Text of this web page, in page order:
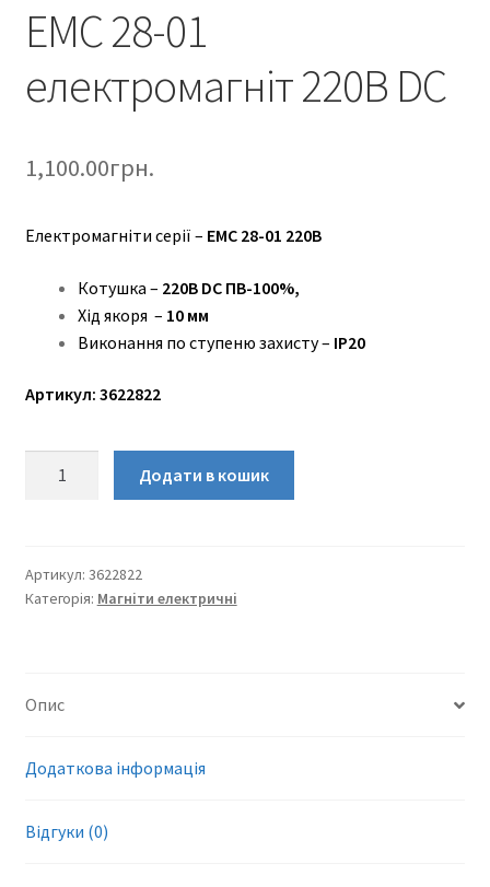
ЕМС 28-01
електромагніт 220В DC
1,100.00грн.
Електромагніти серії – ЕМС 28-01 220В
Котушка – 220В DC ПВ-100%,
Хід якоря – 10 мм
Виконання по ступеню захисту – IP20
Артикул: 3622822
220В
DC
Додати в кошик
Артикул: 3622822
Категорія: Магніти електричні
Опис
Додаткова інформація
Відгуки (0)